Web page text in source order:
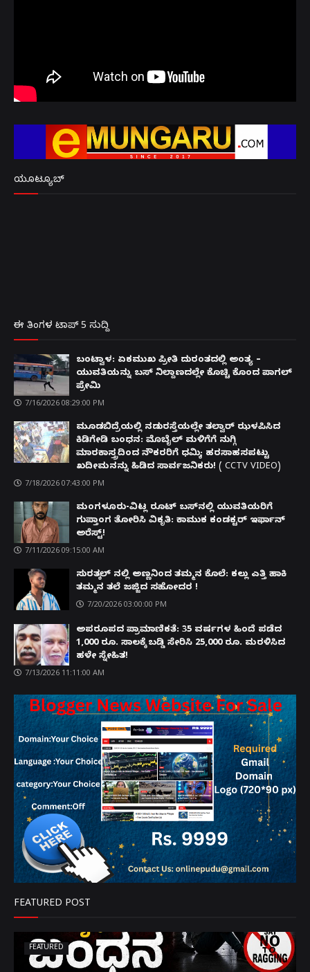
ಯೂಟ್ಯೂಬ್
ಈ ತಿಂಗಳ ಟಾಪ್ 5 ಸುದ್ದಿ
ಬಂಟ್ವಾಳ: ಏಕಮುಖ ಪ್ರೀತಿ ದುರಂತದಲ್ಲಿ ಅಂತ್ಯ –
ಯುವತಿಯನ್ನು ಬಸ್ ನಿಲ್ದಾಣದಲ್ಲೇ ಕೊಚ್ಚಿ ಕೊಂದ ಪಾಗಲ್
ಪ್ರೇಮಿ
7/16/2026 08:29:00 PM
ಮೂಡಬಿದ್ರೆಯಲ್ಲಿ ನಡುರಸ್ತೆಯಲ್ಲೇ ತಲ್ವಾರ್ ಝಳಪಿಸಿದ
ಕಿಡಿಗೇಡಿ ಬಂಧನ: ಮೊಬೈಲ್ ಮಳಿಗೆಗೆ ನುಗ್ಗಿ
ಮಾರಕಾಸ್ತ್ರದಿಂದ ನೌಕರರಿಗೆ ಧಮ್ಕಿ; ಹರಸಾಹಸಪಟ್ಟು
ಖದೀಮನನ್ನು ಹಿಡಿದ ಸಾರ್ವಜನಿಕರು! ( CCTV VIDEO)
7/18/2026 07:43:00 PM
ಮಂಗಳೂರು-ವಿಟ್ಲ ರೂಟ್ ಬಸ್‌ನಲ್ಲಿ ಯುವತಿಯರಿಗೆ
ಗುಪ್ತಾಂಗ ತೋರಿಸಿ ವಿಕೃತಿ: ಕಾಮುಕ ಕಂಡಕ್ಟರ್ ಇರ್ಫಾನ್
ಅರೆಸ್ಟ್!
7/11/2026 09:15:00 AM
ಸುರತ್ಕಲ್ ನಲ್ಲಿ ಅಣ್ಣನಿಂದ ತಮ್ಮನ ಕೊಲೆ: ಕಲ್ಲು ಎತ್ತಿ ಹಾಕಿ
ತಮ್ಮನ ತಲೆ ಜಜ್ಜಿದ ಸಹೋದರ !
7/20/2026 03:00:00 PM
ಅಪರೂಪದ ಪ್ರಾಮಾಣಿಕತೆ: 35 ವರ್ಷಗಳ ಹಿಂದೆ ಪಡೆದ
1,000 ರೂ. ಸಾಲಕ್ಕೆ ಬಡ್ಡಿ ಸೇರಿಸಿ 25,000 ರೂ. ಮರಳಿಸಿದ
ಹಳೇ ಸ್ನೇಹಿತ!
7/13/2026 11:11:00 AM
FEATURED POST
FEATURED